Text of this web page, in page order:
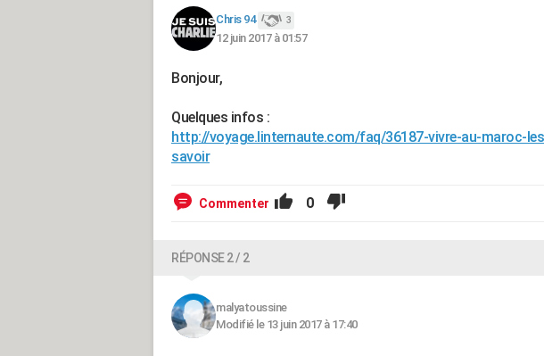
Chris 94 3
12 juin 2017 à 01:57
Bonjour,
Quelques infos :
http://voyage.linternaute.com/faq/36187-vivre-au-maroc-
savoir
Commenter 0
RÉPONSE 2 / 2
malyatoussine
Modifié le 13 juin 2017 à 17:40